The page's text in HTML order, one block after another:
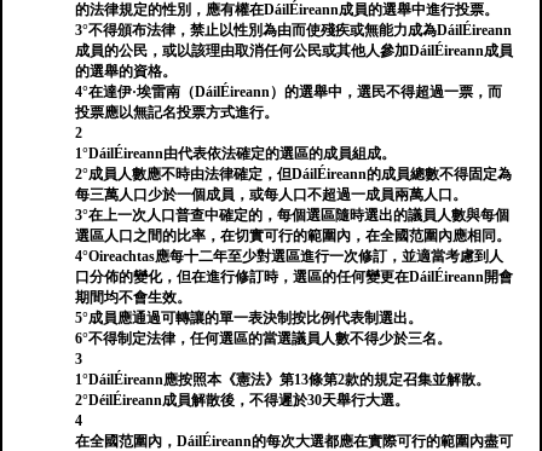
的法律規定的性別，應有權在DáilÉireann成員的選舉中進行投票。
3°不得頒布法律，禁止以性別為由而使殘疾或無能力成為DáilÉireann
成員的公民，或以該理由取消任何公民或其他人參加DáilÉireann成員
的選舉的資格。
4°在達伊·埃雷南（DáilÉireann）的選舉中，選民不得超過一票，而
投票應以無記名投票方式進行。
2
1°DáilÉireann由代表依法確定的選區的成員組成。
2°成員人數應不時由法律確定，但DáilÉireann的成員總數不得固定為
每三萬人口少於一個成員，或每人口不超過一成員兩萬人口。
3°在上一次人口普查中確定的，每個選區隨時選出的議員人數與每個
選區人口之間的比率，在切實可行的範圍內，在全國范圍內應相同。
4°Oireachtas應每十二年至少對選區進行一次修訂，並適當考慮到人
口分佈的變化，但在進行修訂時，選區的任何變更在DáilÉireann開會
期間均不會生效。
5°成員應通過可轉讓的單一表決制按比例代表制選出。
6°不得制定法律，任何選區的當選議員人數不得少於三名。
3
1°DáilÉireann應按照本《憲法》第13條第2款的規定召集並解散。
2°DéilÉireann成員解散後，不得遲於30天舉行大選。
4
在全國范圍內，DáilÉireann的每次大選都應在實際可行的範圍內盡可